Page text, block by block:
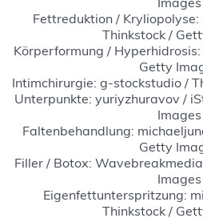
Fettreduktion / Kryliopolyse:
Thinkstock /
Körperformung /
Getty
Intimchirurgie: g-stockstudio /
Unterpunkte: yuriyzhuravov /
Images
Faltenbehandlung:
Getty
Filler / Botox:
Images
Eigenfettunterspritzung:
Thinkstock /